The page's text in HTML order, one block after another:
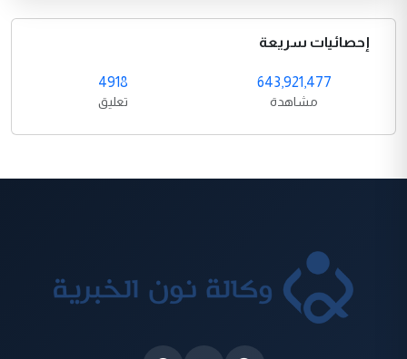
إحصائيات سريعة
643,921,477
مشاهدة
4918
تعليق